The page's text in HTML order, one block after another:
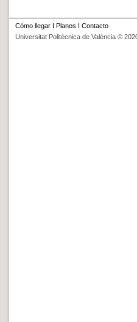
Cómo llegar I Planos I Contacto
Universitat Politècnica de València ©